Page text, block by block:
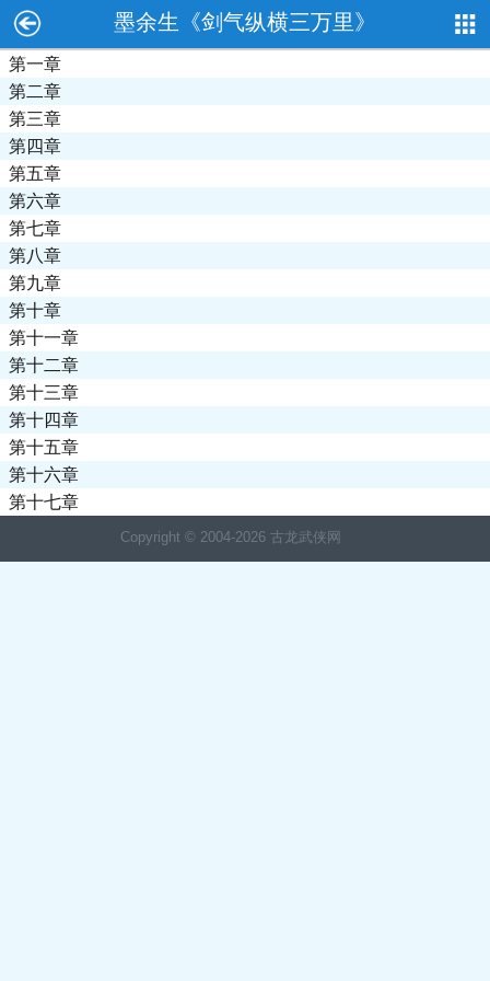
墨余生《剑气纵横三万里》
第一章
第二章
第三章
第四章
第五章
第六章
第七章
第八章
第九章
第十章
第十一章
第十二章
第十三章
第十四章
第十五章
第十六章
第十七章
Copyright © 2004-2026 古龙武侠网